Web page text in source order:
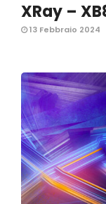
XRay –
13 Febbraio 2024